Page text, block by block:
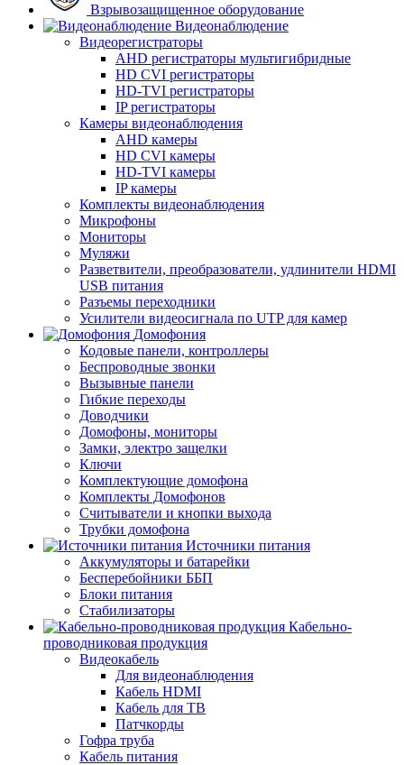
Взрывозащищенное оборудование
Видеонаблюдение
Видеорегистраторы
AHD регистраторы мультигибридные
HD CVI регистраторы
HD-TVI регистраторы
IP регистраторы
Камеры видеонаблюдения
AHD камеры
HD CVI камеры
HD-TVI камеры
IP камеры
Комплекты видеонаблюдения
Микрофоны
Мониторы
Муляжи
Разветвители, преобразователи, удлинители HDMI
USB питания
Разъемы переходники
Усилители видеосигнала по UTP для камер
Домофония
Кодовые панели, контроллеры
Беспроводные звонки
Вызывные панели
Гибкие переходы
Доводчики
Домофоны, мониторы
Замки, электро защелки
Ключи
Комплектующие домофона
Комплекты Домофонов
Считыватели и кнопки выхода
Трубки домофона
Источники питания
Аккумуляторы и батарейки
Бесперебойники ББП
Блоки питания
Стабилизаторы
Кабельно-
проводниковая продукция
Видеокабель
Для видеонаблюдения
Кабель HDMI
Кабель для ТВ
Патчкорды
Гофра труба
Кабель питания